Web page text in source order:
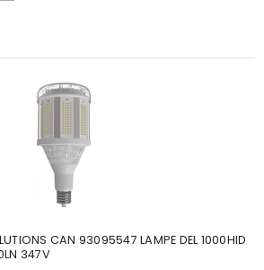
CAN 93095547 LAMPE DEL 1000HID
347V